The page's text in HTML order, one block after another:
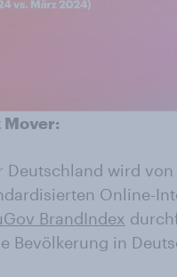
Mover:
Deutschland wird
Online-
BrandIndex
Bevölkerung in